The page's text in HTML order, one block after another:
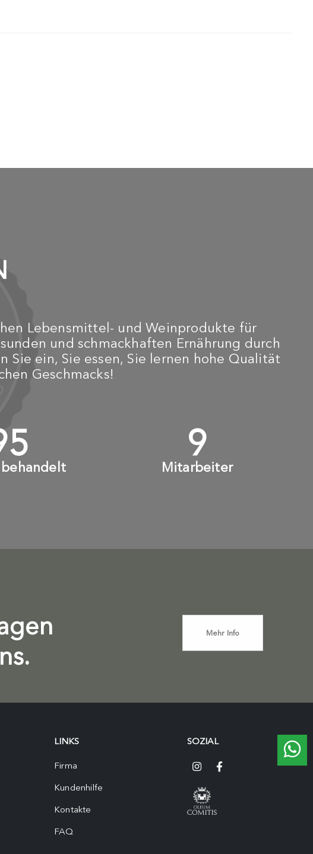
Lebensmittel- und Weinprodukte für
und schmackhaften Ernährung durch
Sie ein, Sie essen, Sie lernen hohe Qualität
Geschmacks!
+ 10+
Mitarbeiter
Mehr Info
LINKS
Firma
Kundenhilfe
Kontakte
FAQ
SOZIAL